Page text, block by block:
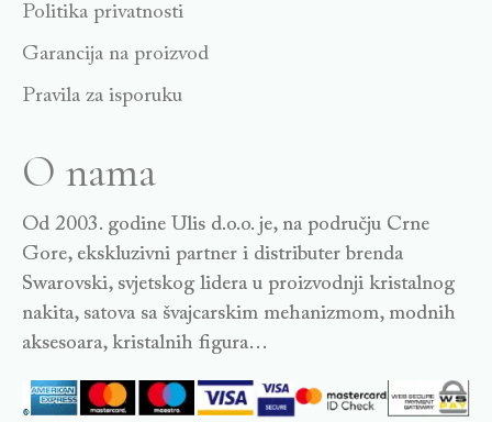
Politika privatnosti
Garancija na proizvod
Pravila za isporuku
O nama
Od 2003. godine Ulis d.o.o. je, na području Crne
Gore, ekskluzivni partner i distributer brenda
Swarovski, svjetskog lidera u proizvodnji kristalnog
nakita, satova sa švajcarskim mehanizmom, modnih
aksesoara, kristalnih figura…